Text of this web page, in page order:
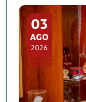
03
AGO
2026